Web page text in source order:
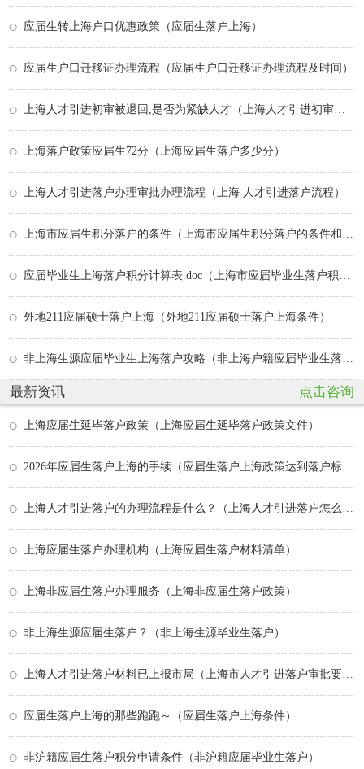
应届生转上海户口优惠政策（应届生落户上海）
应届生户口迁移证办理流程（应届生户口迁移证办理流程及时间）
上海落户政策应届生72分（上海应届生落户多少分）
上海人才引进落户办理审批办理流程（上海 人才引进落户流程）
外地211应届硕士落户上海（外地211应届硕士落户上海条件）
最新资讯 点击咨询
上海应届生延毕落户政策（上海应届生延毕落户政策文件）
上海应届生落户办理机构（上海应届生落户材料清单）
上海非应届生落户办理服务（上海非应届生落户政策）
非上海生源应届生落户？（非上海生源毕业生落户）
应届生落户上海的那些跑跑～（应届生落户上海条件）
非沪籍应届生落户积分申请条件（非沪籍应届毕业生落户）